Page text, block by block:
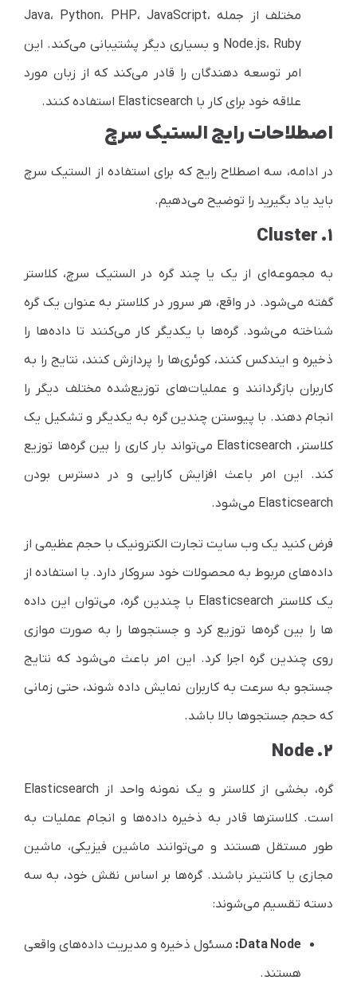
مختلف از جمله
Java، Python، PHP،JavaScript،
Node.js، Ruby
و بسیاری دیگر پشتیبانی می‌کند. این
امر توسعه دهندگان را قادر می‌کند که از زبان مورد
علاقه خود برای کار با Elasticsearch استفاده کنند.
اصطلاحات رایج الستیک سرچ
در ادامه، سه اصطلاح رایج که برای استفاده از الستیک سرچ
باید یاد بگیرید را توضیح می‌دهیم.
۱. Cluster
به مجموعه‌ای از یک یا چند گره در الستیک سرچ، کلاستر
گفته می‌شود. در واقع، هر سرور در کلاستر به عنوان یک گره
شناخته می‌شود. گره‌ها با یکدیگر کار می‌کنند تا داده‌ها را
ذخیره و ایندکس کنند، کوئری‌ها را پردازش کنند، نتایج را به
کاربران بازگردانند و عملیات‌های توزیع‌شده مختلف دیگر را
انجام دهند. با پیوستن چندین گره به یکدیگر و تشکیل یک
کلاستر، Elasticsearch می‌تواند بار کاری را بین گره‌ها توزیع
کند. این امر باعث افزایش کارایی و در دسترس بودن
Elasticsearch می‌شود.
فرض کنید یک وب سایت تجارت الکترونیک با حجم عظیمی از
داده‌های مربوط به محصولات خود سروکار دارد. با استفاده از
یک کلاستر Elasticsearch با چندین گره، می‌توان این داده
ها را بین گره‌ها توزیع کرد و جستجوها را به صورت موازی
روی چندین گره اجرا کرد. این امر باعث می‌شود که نتایج
جستجو به سرعت به کاربران نمایش داده شوند، حتی زمانی
که حجم جستجوها بالا باشد.
۲. Node
گره، بخشی از کلاستر و یک نمونه واحد از Elasticsearch
است. کلاسترها قادر به ذخیره داده‌ها و انجام عملیات به
طور مستقل هستند و می‌توانند ماشین فیزیکی، ماشین
مجازی یا کانتینر باشند. گره‌ها بر اساس نقش خود، به سه
دسته تقسیم می‌شوند:
Data Node
: مسئول ذخیره و مدیریت داده‌های واقعی
هستند.